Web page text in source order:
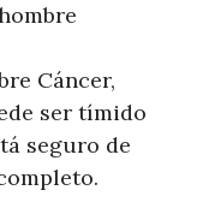
Cáncer,
ser tímido
seguro de